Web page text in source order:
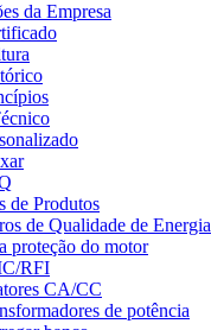
da Empresa
de Produtos
de Qualidade de Energia
proteção do motor
RFI
CA/CC
de potência